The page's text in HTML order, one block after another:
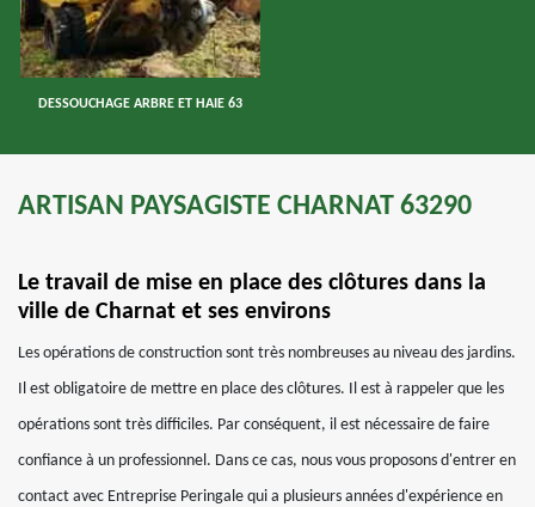
DESSOUCHAGE ARBRE ET HAIE 63
ARTISAN PAYSAGISTE CHARNAT 63290
Le travail de mise en place des clôtures dans la
ville de Charnat et ses environs
Les opérations de construction sont très nombreuses au niveau des jardins.
Il est obligatoire de mettre en place des clôtures. Il est à rappeler que les
opérations sont très difficiles. Par conséquent, il est nécessaire de faire
confiance à un professionnel. Dans ce cas, nous vous proposons d'entrer en
contact avec Entreprise Peringale qui a plusieurs années d'expérience en